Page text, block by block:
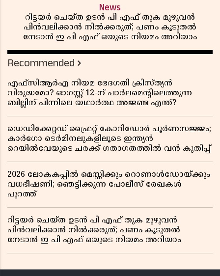
News
റിട്ടയർ ചെയ്ത ഉടൻ പി എഫ് തുക മുഴുവൻ
പിൻവലിക്കാൻ നിൽക്കരുത്; പണം കൂടുതൽ
നേടാൻ ഇ പി എഫ് ഒയുടെ നിയമം അറിയാം
Recommended
എഫ്സിആർഎ നിയമ ഭേദഗതി ക്രിസ്ത്യൻ
വിരുദ്ധമോ? ഓഗസ്റ്റ് 12-ന് പാർലമെന്റിലെത്തുന്ന
ബില്ലിന് പിന്നിലെ യഥാർത്ഥ അജണ്ട എന്ത്?
ഡെഡിക്കേറ്റഡ് ഫ്രൈറ്റ് കോറിഡോർ പൂർണസജ്ജം;
കാർഗോ ടെർമിനലുകളിലൂടെ ഇന്ത്യൻ
റെയിൽവേയുടെ ചരക്ക് ഗതാഗതത്തിൽ വൻ കുതിപ്പ്
2026 ലോകകപ്പിൽ മെസ്സിക്കും റൊണാൾഡോയ്ക്കും
വധഭീഷണി; ഞെട്ടിക്കുന്ന പോലീസ് രേഖകൾ
പുറത്ത്
റിട്ടയർ ചെയ്ത ഉടൻ പി എഫ് തുക മുഴുവൻ
പിൻവലിക്കാൻ നിൽക്കരുത്; പണം കൂടുതൽ
നേടാൻ ഇ പി എഫ് ഒയുടെ നിയമം അറിയാം